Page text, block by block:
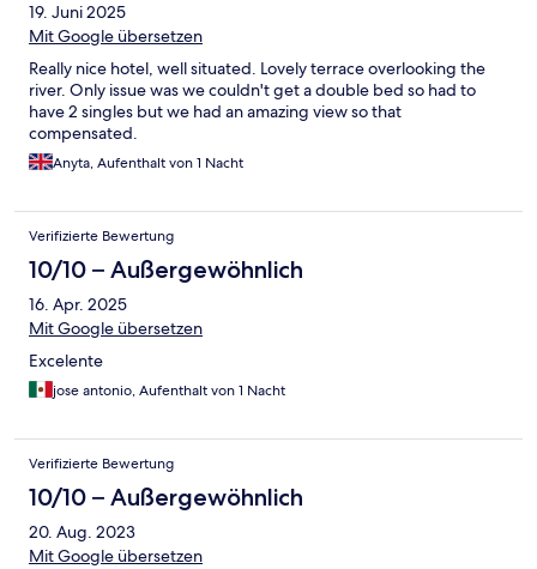
19. Juni 2025
Mit Google übersetzen
Really nice hotel, well situated. Lovely terrace overlooking the
river. Only issue was we couldn't get a double bed so had to
have 2 singles but we had an amazing view so that
compensated.
Anyta, Aufenthalt von 1 Nacht
Verifizierte Bewertung
10/10 – Außergewöhnlich
16. Apr. 2025
Mit Google übersetzen
Excelente
jose antonio, Aufenthalt von 1 Nacht
Verifizierte Bewertung
10/10 – Außergewöhnlich
20. Aug. 2023
Mit Google übersetzen